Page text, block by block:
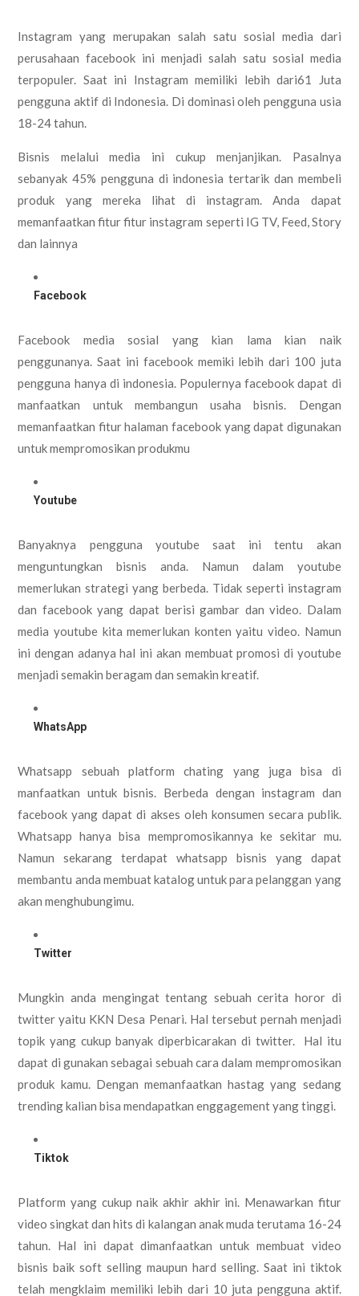
Instagram yang merupakan salah satu sosial media dari
perusahaan facebook ini menjadi salah satu sosial media
terpopuler. Saat ini Instagram memiliki lebih dari61 Juta
pengguna aktif di Indonesia. Di dominasi oleh pengguna usia
18-24 tahun.
Bisnis melalui media ini cukup menjanjikan. Pasalnya
sebanyak 45% pengguna di indonesia tertarik dan membeli
produk yang mereka lihat di instagram. Anda dapat
memanfaatkan fitur fitur instagram seperti IG TV, Feed, Story
dan lainnya
Facebook
Facebook media sosial yang kian lama kian naik
penggunanya. Saat ini facebook memiki lebih dari 100 juta
pengguna hanya di indonesia. Populernya facebook dapat di
manfaatkan untuk membangun usaha bisnis. Dengan
memanfaatkan fitur halaman facebook yang dapat digunakan
untuk mempromosikan produkmu
Youtube
Banyaknya pengguna youtube saat ini tentu akan
menguntungkan bisnis anda. Namun dalam youtube
memerlukan strategi yang berbeda. Tidak seperti instagram
dan facebook yang dapat berisi gambar dan video. Dalam
media youtube kita memerlukan konten yaitu video. Namun
ini dengan adanya hal ini akan membuat promosi di youtube
menjadi semakin beragam dan semakin kreatif.
WhatsApp
Whatsapp sebuah platform chating yang juga bisa di
manfaatkan untuk bisnis. Berbeda dengan instagram dan
facebook yang dapat di akses oleh konsumen secara publik.
Whatsapp hanya bisa mempromosikannya ke sekitar mu.
Namun sekarang terdapat whatsapp bisnis yang dapat
membantu anda membuat katalog untuk para pelanggan yang
akan menghubungimu.
Twitter
Mungkin anda mengingat tentang sebuah cerita horor di
twitter yaitu KKN Desa Penari. Hal tersebut pernah menjadi
topik yang cukup banyak diperbicarakan di twitter. Hal itu
dapat di gunakan sebagai sebuah cara dalam mempromosikan
produk kamu. Dengan memanfaatkan hastag yang sedang
trending kalian bisa mendapatkan enggagement yang tinggi.
Tiktok
Platform yang cukup naik akhir akhir ini. Menawarkan fitur
video singkat dan hits di kalangan anak muda terutama 16-24
tahun. Hal ini dapat dimanfaatkan untuk membuat video
bisnis baik soft selling maupun hard selling. Saat ini tiktok
telah mengklaim memiliki lebih dari 10 juta pengguna aktif.